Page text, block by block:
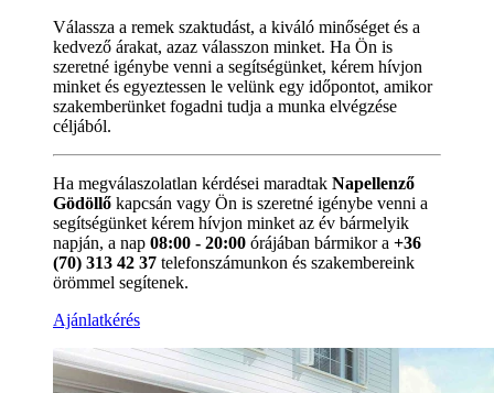
Válassza a remek szaktudást, a kiváló minőséget és a
kedvező árakat, azaz válasszon minket. Ha Ön is
szeretné igénybe venni a segítségünket, kérem hívjon
minket és egyeztessen le velünk egy időpontot, amikor
szakemberünket fogadni tudja a munka elvégzése
céljából.
Ha megválaszolatlan kérdései maradtak Napellenző
Gödöllő kapcsán vagy Ön is szeretné igénybe venni a
segítségünket kérem hívjon minket az év bármelyik
napján, a nap 08:00 - 20:00 órájában bármikor a +36
(70) 313 42 37 telefonszámunkon és szakembereink
örömmel segítenek.
Ajánlatkérés